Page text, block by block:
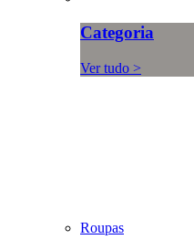
Categoria
Ver tudo >
Roupas